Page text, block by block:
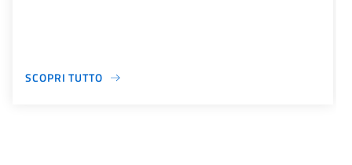
SCOPRI TUTTO